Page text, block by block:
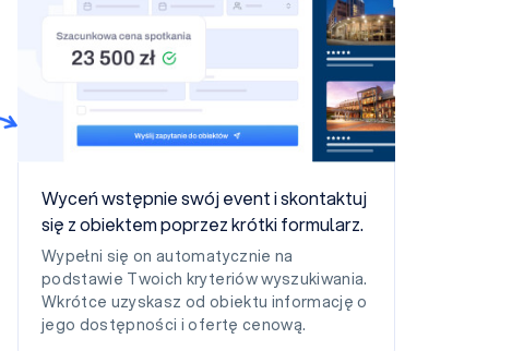
Wyceń wstępnie swój event i skontaktuj
się z obiektem poprzez krótki formularz.
Wypełni się on automatycznie na
podstawie Twoich kryteriów wyszukiwania.
Wkrótce uzyskasz od obiektu informację o
jego dostępności i ofertę cenową.